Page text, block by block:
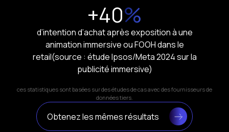
+40%
d’intention d’achat après exposition à une
animation immersive ou FOOH dans le
retail(source : étude Ipsos/Meta 2024 sur la
publicité immersive)
ces statistiques sont basées sur des études de cas avec des fournisseurs de
données tiers.
Obtenez les mêmes résultats